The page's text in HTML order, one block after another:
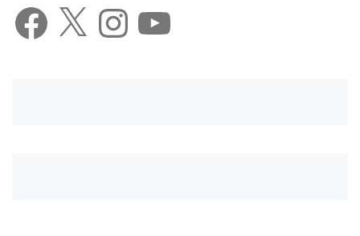
Facebook Instagram YouTube